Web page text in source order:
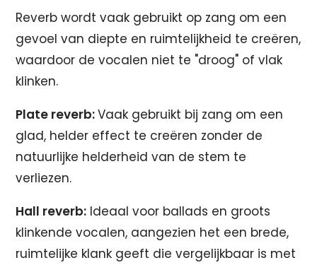
Reverb wordt vaak gebruikt op zang om een
gevoel van diepte en ruimtelijkheid te creëren,
waardoor de vocalen niet te "droog" of vlak
klinken.
Plate reverb:Vaak gebruikt bij zang om een
glad, helder effect te creëren zonder de
natuurlijke helderheid van de stem te
verliezen.
Hall reverb: Ideaal voor ballads en groots
klinkende vocalen, aangezien het een brede,
ruimtelijke klank geeft die vergelijkbaar is met